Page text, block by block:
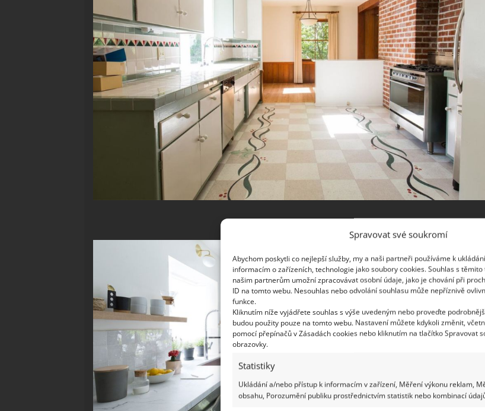
Spravovat své soukromí
Abychom poskytli co nejlepší služby, my a naši partneři používáme k
informacím o zařízeních, technologie jako soubory cookies. Souhlas s
našim partnerům umožní zpracovávat osobní údaje, jako je chování při
ID na tomto webu. Nesouhlas nebo odvolání souhlasu může nepříznivě
funkce.
Kliknutím níže vyjádřete souhlas s výše uvedeným nebo proveďte
budou použity pouze na tomto webu. Nastavení můžete kdykoli změnit,
pomocí přepínačů v Zásadách cookies nebo kliknutím na tlačítko Spravovat
obrazovky.
Statistiky
Ukládání a/nebo přístup k informacím v zařízení, Měření výkonu reklam,
obsahu, Porozumění publiku prostřednictvím statistik nebo kombinací